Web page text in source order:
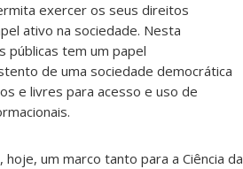
exercer os seus direitos
ativo na sociedade. Nesta
públicas tem um papel
de uma sociedade democrática
e livres para acesso e uso de
hoje, um marco tanto para a Ciência da